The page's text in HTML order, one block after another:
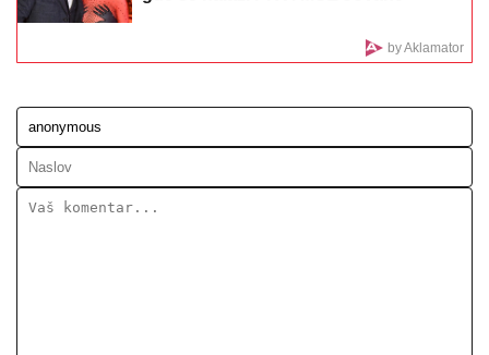
reagovala
(VIDEO) "IZGLEDAM KAO TELE"
Asmina prozivali zbog kilaže, on se
momentalno prekorila
vremenu